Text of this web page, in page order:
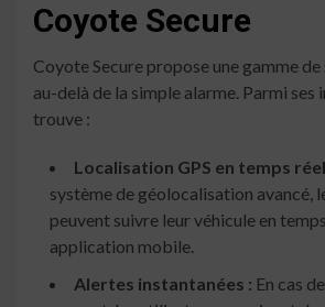
Coyote Secure
Coyote Secure propose une gamme
au-delà de la simple alarme. Parmi ses
trouve :
Localisation GPS en temps
système de géolocalisation avancé,
peuvent suivre leur véhicule en
application mobile.
Alertes instantanées : En cas